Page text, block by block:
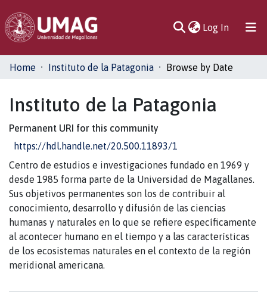
Log In(current)
Communities
All of DSpace
Home Instituto de la Patagonia Browse by Date
Instituto de la Patagonia
Permanent URI for this community
https://hdl.handle.net/20.500.11893/1
Centro de estudios e investigaciones fundado en 1969 y
desde 1985 forma parte de la Universidad de Magallanes.
Sus objetivos permanentes son los de contribuir al
conocimiento, desarrollo y difusión de las ciencias
humanas y naturales en lo que se refiere específicamente
al acontecer humano en el tiempo y a las características
de los ecosistemas naturales en el contexto de la región
meridional americana.